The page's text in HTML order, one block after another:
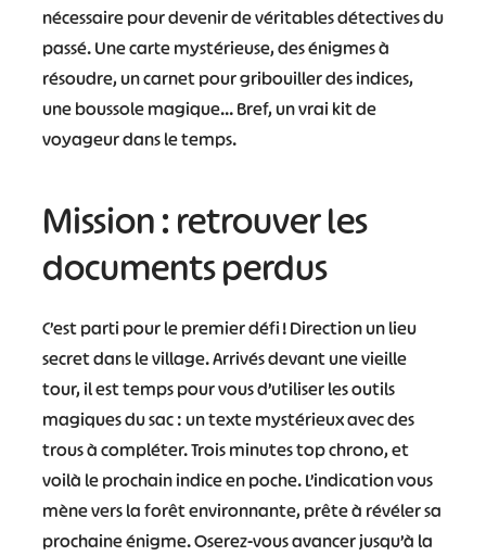
nécessaire pour devenir de véritables détectives du
passé. Une carte mystérieuse, des énigmes à
résoudre, un carnet pour gribouiller des indices,
une boussole magique… Bref, un vrai kit de
voyageur dans le temps.
Mission : retrouver les
documents perdus
C’est parti pour le premier défi ! Direction un lieu
secret dans le village. Arrivés devant une vieille
tour, il est temps pour vous d’utiliser les outils
magiques du sac : un texte mystérieux avec des
trous à compléter. Trois minutes top chrono, et
voilà le prochain indice en poche. L’indication vous
mène vers la forêt environnante, prête à révéler sa
prochaine énigme. Oserez-vous avancer jusqu’à la